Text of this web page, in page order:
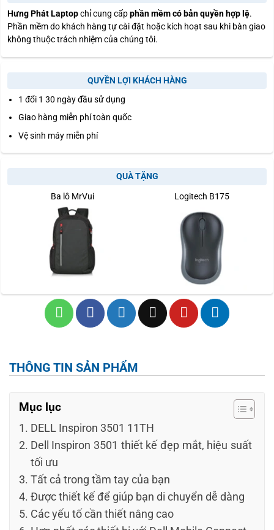
Hưng Phát Laptopchỉ cung cấpphần mềm có bản quyền hợp lệ.
Phần mềm do khách hàng tự cài đặt hoặc kích hoạt sau khi bàn giao
không thuộc trách nhiệm của chúng tôi.
QUYỀN LỢI KHÁCH HÀNG
1 đổi 1 30 ngày đầu sử dụng
Giao hàng miễn phí toàn quốc
Vệ sinh máy miễn phí
QUÀ TẶNG
Ba lô MrVui Logitech B175
THÔNG TIN SẢN PHẨM
Mục lục
DELL Inspiron 3501 11TH
Dell Inspiron 3501 thiết kế đẹp mắt, hiệu suất
tối ưu
Tất cả trong tầm tay của bạn
Được thiết kế để giúp bạn di chuyển dễ dàng
Các yếu tố cần thiết nâng cao